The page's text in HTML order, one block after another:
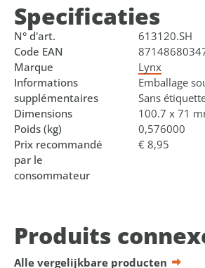
Specificaties
N° d'art.
613120.SH
Code EAN
Marque
Lynx
Informations
supplémentaires
Emballage
Sans
Dimensions
100.7 x 71
Poids (kg)
0,576000
Prix recommandé
par le
consommateur
€ 8,95
Produits
Alle vergelijkbare producten